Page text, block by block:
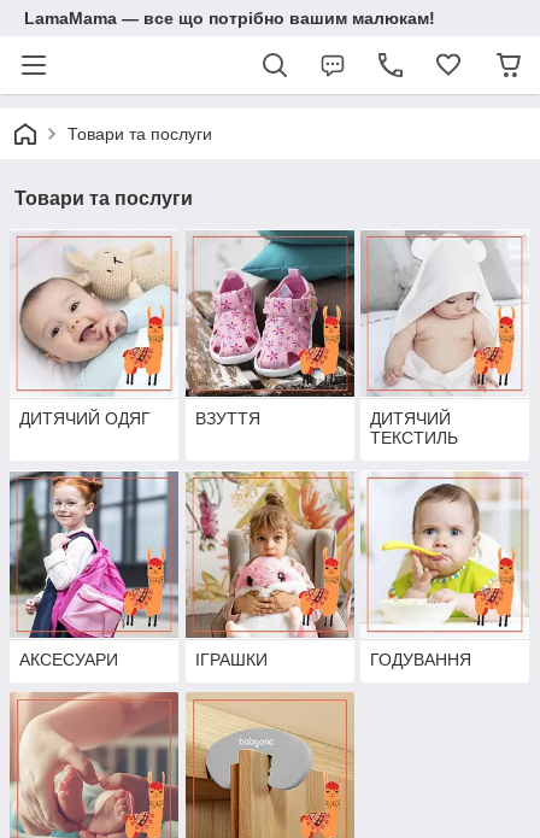
LamaMama — все що потрібно вашим малюкам!
Товари та послуги
Товари та послуги
ДИТЯЧИЙ ОДЯГ ВЗУТТЯ
ДИТЯЧИЙ
ТЕКСТИЛЬ
АКСЕСУАРИ ІГРАШКИ ГОДУВАННЯ